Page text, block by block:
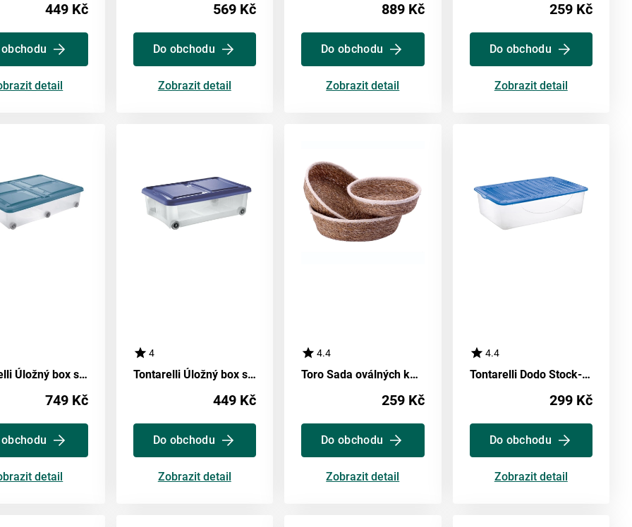
449 Kč
detail
569 Kč
Do obchodu
Zobrazit detail
889 Kč
Do obchodu
Zobrazit detail
259 Kč
Do obchodu
Zobrazit detail
Tontarelli Úložný box s víkem Stockbox 61 l, transparentní/modrá
749 Kč
detail
4
Tontarelli Úložný box s vekom Stockbox 28 l, transparentní/modrá
449 Kč
Do obchodu
Zobrazit detail
4.4
Toro Sada oválných košíků z mořské trávy, bílý lem, 3 ks
259 Kč
Do obchodu
Zobrazit detail
4.4
Tontarelli Dodo Stock-Box s víkem 27 l,transparentní/modrá
299 Kč
Do obchodu
Zobrazit detail